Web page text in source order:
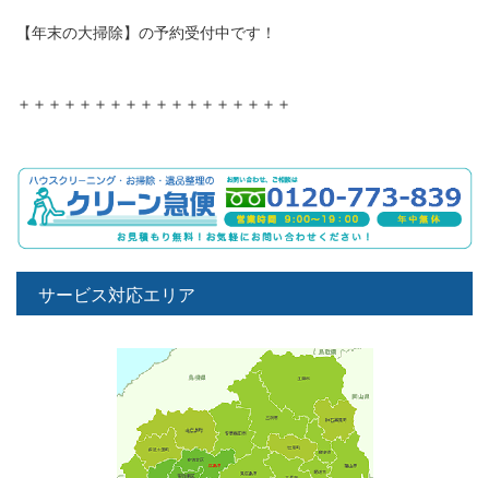
【年末の大掃除】の予約受付中です！
＋＋＋＋＋＋＋＋＋＋＋＋＋＋＋＋＋＋
サービス対応エリア